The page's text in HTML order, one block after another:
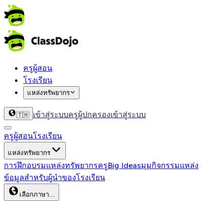
ครูผู้สอน
โรงเรียน
แหล่งทรัพยากร
🇹🇭 เข้าสู่ระบบครูผู้ปกครองเข้าสู่ระบบ
ครูผู้สอนโรงเรียน
แหล่งทรัพยากร
การฝึกอบรมแหล่งทรัพยากรครูBig Ideasมุมกิจกรรมแหล่ง
ข้อมูลสำหรับผู้นำของโรงเรียน
เลือกภาษา…